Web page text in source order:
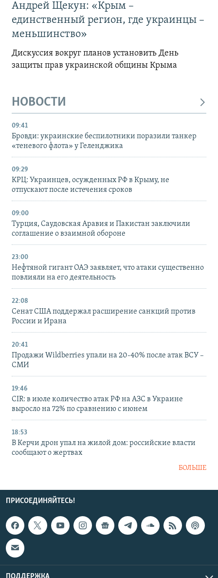
Андрей Щекун: «Крым –
единственный регион, где украинцы –
меньшинство»
Дискуссия вокруг планов установить День
защиты прав украинской общины Крыма
НОВОСТИ
09:41
Бровди: украинские беспилотники поразили танкер
«теневого флота» у Геленджика
09:29
КРЦ: Украинцев, осужденных РФ в Крыму, не
отпускают после истечения сроков
09:00
Турция, Саудовская Аравия и Пакистан заключили
соглашение о взаимной обороне
23:00
Нефтяной гигант ОАЭ заявляет, что атаки существенно
повлияли на его деятельность
22:08
Сенат США поддержал расширение санкций против
России и Ирана
20:41
Продажи Wildberries упали на 20-40% после атак ВСУ –
СМИ
19:46
CIR: в июле количество атак РФ на АЗС в Украине
выросло на 72% по сравнению с июнем
18:53
В Керчи дрон упал на жилой дом: российские власти
сообщают о жертвах
БОЛЬШЕ
ПРИСОЕДИНЯЙТЕСЬ!